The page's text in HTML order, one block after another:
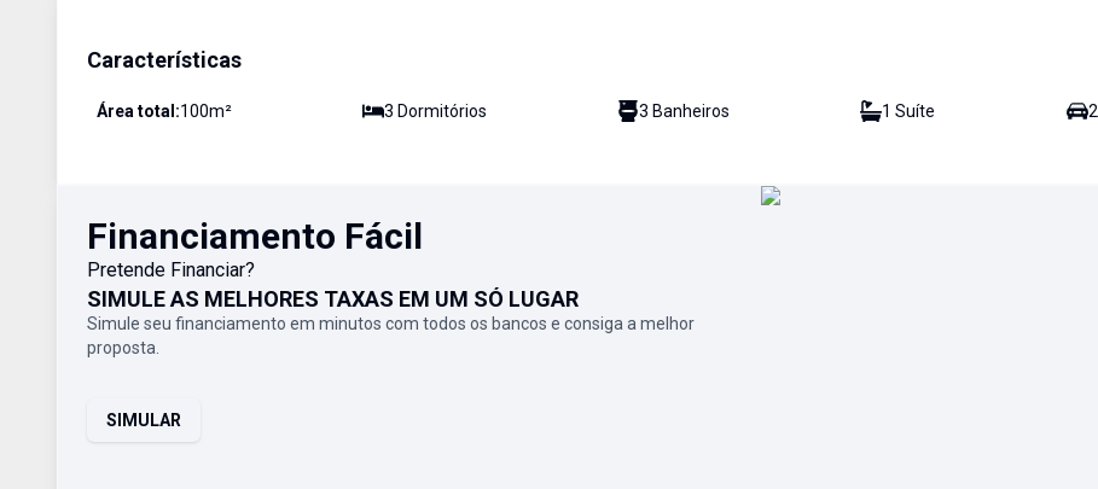
Características
Área total:100m² 3 Dormitórios 3 Banheiros 1 Suíte 2
Financiamento Fácil
Pretende Financiar?
SIMULE AS MELHORES TAXAS EM UM SÓ LUGAR
Simule seu financiamento em minutos com todos os bancos e consiga a melhor
proposta.
SIMULAR